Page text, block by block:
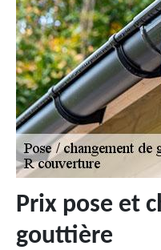
Prix pose et
gouttière